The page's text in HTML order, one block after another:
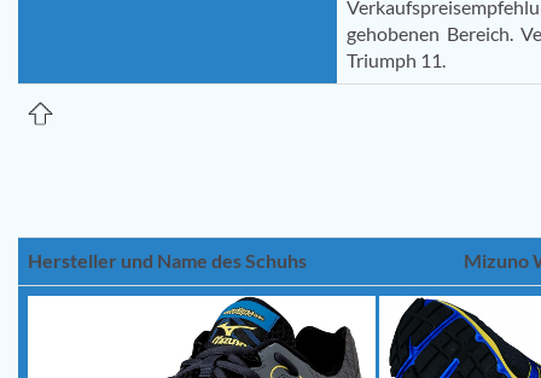
gehobenen Bereich.
Triumph 11.
Hersteller und Name des Schuhs Mizuno